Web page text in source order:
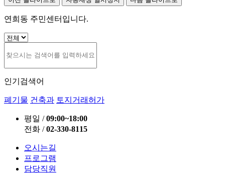
연희동 주민센터입니다.
인기검색어
폐기물 건축과 토지거래허가
평일 / 09:00~18:00
전화 / 02-330-8115
오시는길
프로그램
담당직원